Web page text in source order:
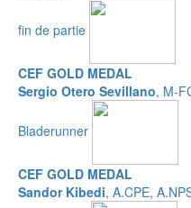
fin de partie
CEF GOLD MEDAL
Sergio Otero Sevillano, M-
Bladerunner
CEF GOLD MEDAL
Sandor Kibedi, A.CPE,